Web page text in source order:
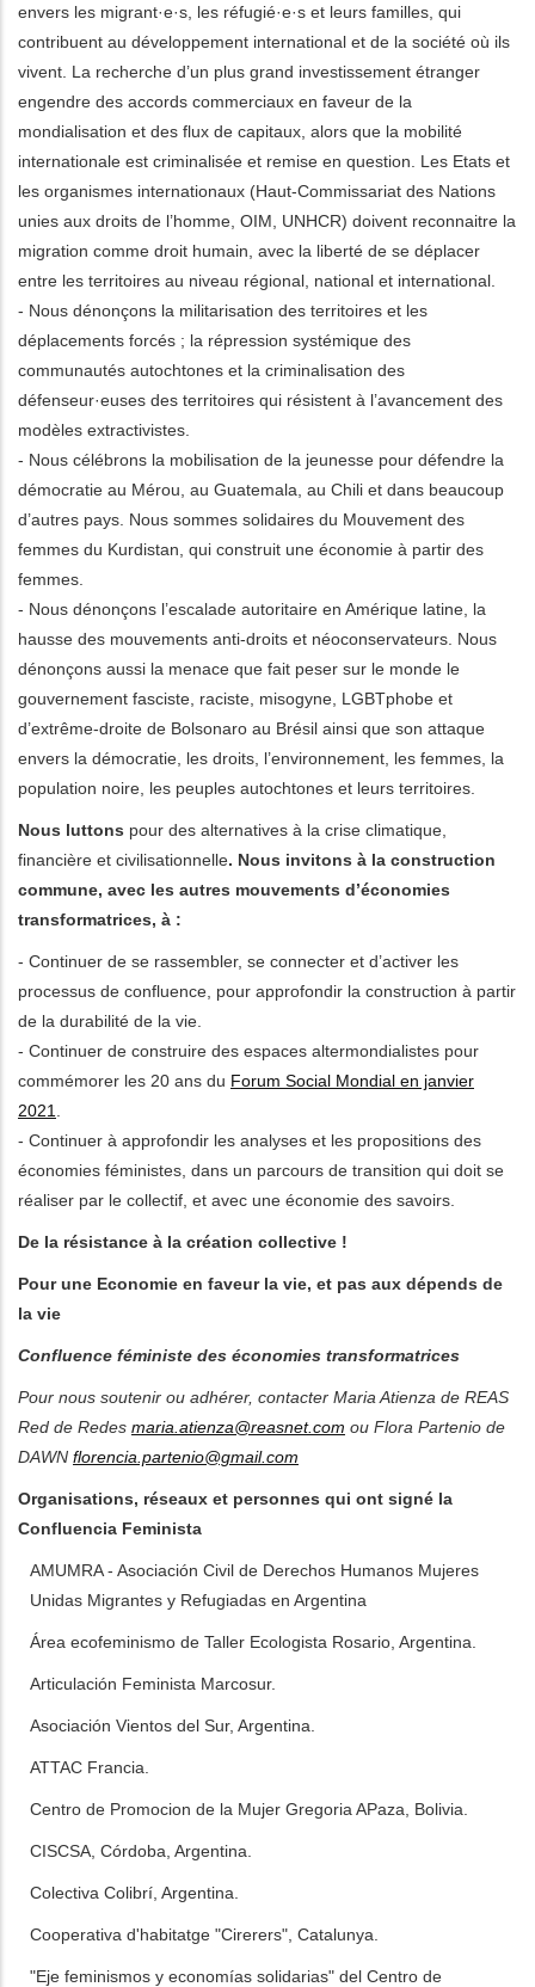
envers les migrant·e·s, les réfugié·e·s et leurs familles, qui
contribuent au développement international et de la société où ils
vivent. La recherche d’un plus grand investissement étranger
engendre des accords commerciaux en faveur de la
mondialisation et des flux de capitaux, alors que la mobilité
internationale est criminalisée et remise en question. Les Etats et
les organismes internationaux (Haut‑Commissariat des Nations
unies aux droits de l’homme, OIM, UNHCR) doivent reconnaitre la
migration comme droit humain, avec la liberté de se déplacer
entre les territoires au niveau régional, national et international.
- Nous dénonçons la militarisation des territoires et les
déplacements forcés ; la répression systémique des
communautés autochtones et la criminalisation des
défenseur·euses des territoires qui résistent à l’avancement des
modèles extractivistes.
- Nous célébrons la mobilisation de la jeunesse pour défendre la
démocratie au Mérou, au Guatemala, au Chili et dans beaucoup
d’autres pays. Nous sommes solidaires du Mouvement des
femmes du Kurdistan, qui construit une économie à partir des
femmes.
- Nous dénonçons l’escalade autoritaire en Amérique latine, la
hausse des mouvements anti-droits et néoconservateurs. Nous
dénonçons aussi la menace que fait peser sur le monde le
gouvernement fasciste, raciste, misogyne, LGBTphobe et
d’extrême-droite de Bolsonaro au Brésil ainsi que son attaque
envers la démocratie, les droits, l’environnement, les femmes, la
population noire, les peuples autochtones et leurs territoires.
Nous luttons pour des alternatives à la crise climatique,
financière et civilisationnelle. Nous invitons à la construction
commune, avec les autres mouvements d’économies
transformatrices, à :
- Continuer de se rassembler, se connecter et d’activer les
processus de confluence, pour approfondir la construction à partir
de la durabilité de la vie.
- Continuer de construire des espaces altermondialistes pour
commémorer les 20 ans du Forum Social Mondial en janvier
2021
- Continuer à approfondir les analyses et les propositions des
économies féministes, dans un parcours de transition qui doit se
réaliser par le collectif, et avec une économie des savoirs.
De la résistance à la création collective !
Pour une Economie en faveur la vie, et pas aux dépends de
la vie
Confluence féministe des économies transformatrices
Pour nous soutenir ou adhérer, contacter Maria Atienza de REAS
Red de Redes maria.atienza@reasnet.com ou Flora Partenio de
DAWN florencia.partenio@gmail.com
Organisations, réseaux et personnes qui ont signé la
Confluencia Feminista
AMUMRA - Asociación Civil de Derechos Humanos Mujeres
Unidas Migrantes y Refugiadas en Argentina
Área ecofeminismo de Taller Ecologista Rosario, Argentina.
Articulación Feminista Marcosur.
Asociación Vientos del Sur, Argentina.
ATTAC Francia.
Centro de Promocion de la Mujer Gregoria APaza, Bolivia.
CISCSA, Córdoba, Argentina.
Colectiva Colibrí, Argentina.
Cooperativa d'habitatge "Cirerers", Catalunya.
"Eje feminismos y economías solidarias" del Centro de